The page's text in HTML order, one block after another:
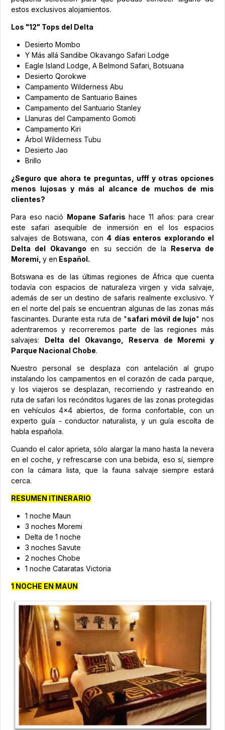
estos exclusivos alojamientos.
Los "12" Tops del Delta
Desierto Mombo
Y Más allá Sandibe Okavango Safari Lodge
Eagle Island Lodge, A Belmond Safari, Botsuana
Desierto Qorokwe
Campamento Wilderness Abu
Campamento de Santuario Baines
Campamento del Santuario Stanley
Llanuras del Campamento Gomoti
Campamento Kiri
Árbol Wilderness Tubu
Desierto Jao
Brillo
¿Seguro que ahora te preguntas, ufff y otras opciones
menos lujosas y más al alcance de muchos de mis
clientes?
Para eso nació Mopane Safaris hace 11 años: para crear
este safari asequible de inmersión en el los espacios
salvajes de Botswana, con 4 días enteros explorando el
Delta del Okavangoen su sección de la Reserva de
Moremi, y en Español.
Botswana es de las últimas regiones de África que cuenta
todavía con espacios de naturaleza virgen y vida salvaje,
además de ser un destino de safaris realmente exclusivo. Y
en el norte del país se encuentran algunas de las zonas más
fascinantes. Durante esta ruta de "safari móvil de lujo" nos
adentraremos y recorreremos parte de las regiones más
salvajes: Delta del Okavango, Reserva de Moremi y
Parque Nacional Chobe.
Nuestro personal se desplaza con antelación al grupo
instalando los campamentos en el corazón de cada parque,
y los viajeros se desplazan, recorriendo y rastreando en
ruta de safari los recónditos lugares de las zonas protegidas
en vehículos 4x4 abiertos, de forma confortable, con un
experto guía - conductor naturalista, y un guía escolta de
habla española.
Cuando el calor aprieta, sólo alargar la mano hasta la nevera
en el coche, y refrescarse con una bebida, eso sí, siempre
con la cámara lista, que la fauna salvaje siempre estará
cerca.
RESUMEN ITINERARIO
1 noche Maun
3 noches Moremi
Delta de 1 noche
3 noches Savute
2 noches Chobe
1 noche Cataratas Victoria
1 NOCHE EN MAUN